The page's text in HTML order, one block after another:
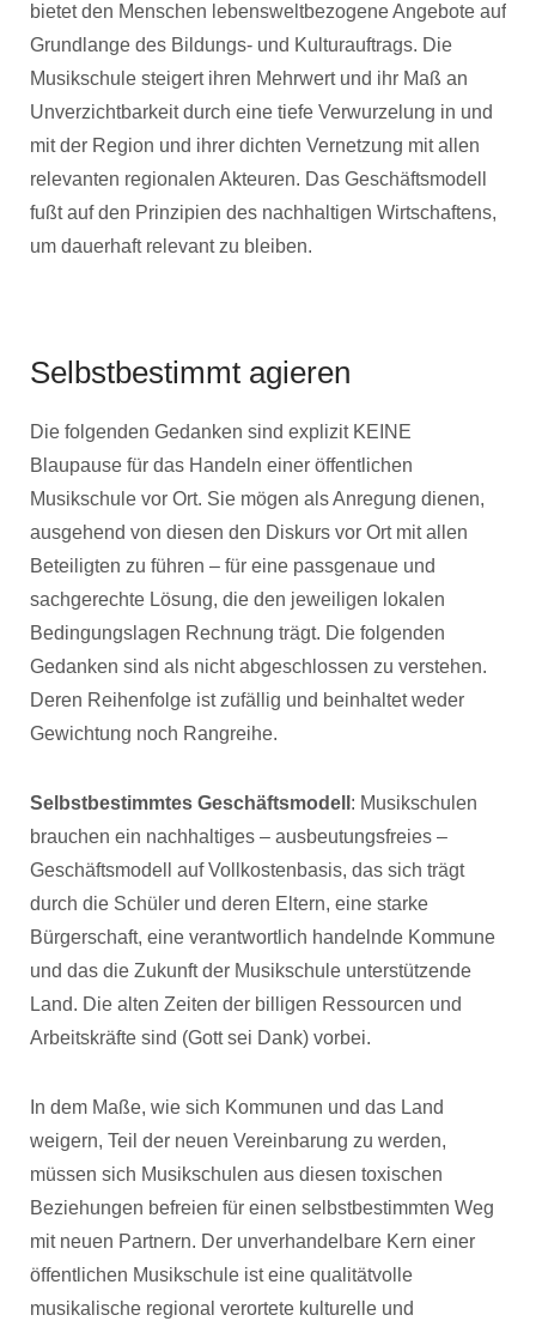
bietet den Menschen lebensweltbezogene Angebote auf
Grundlange des Bildungs- und Kulturauftrags. Die
Musikschule steigert ihren Mehrwert und ihr Maß an
Unverzichtbarkeit durch eine tiefe Verwurzelung in und
mit der Region und ihrer dichten Vernetzung mit allen
relevanten regionalen Akteuren. Das Geschäftsmodell
fußt auf den Prinzipien des nachhaltigen Wirtschaftens,
um dauerhaft relevant zu bleiben.
Selbstbestimmt agieren
Die folgenden Gedanken sind explizit KEINE
Blaupause für das Handeln einer öffentlichen
Musikschule vor Ort. Sie mögen als Anregung dienen,
ausgehend von diesen den Diskurs vor Ort mit allen
Beteiligten zu führen – für eine passgenaue und
sachgerechte Lösung, die den jeweiligen lokalen
Bedingungslagen Rechnung trägt. Die folgenden
Gedanken sind als nicht abgeschlossen zu verstehen.
Deren Reihenfolge ist zufällig und beinhaltet weder
Gewichtung noch Rangreihe.
Selbstbestimmtes Geschäftsmodell : Musikschulen
brauchen ein nachhaltiges – ausbeutungsfreies –
Geschäftsmodell auf Vollkostenbasis, das sich trägt
durch die Schüler und deren Eltern, eine starke
Bürgerschaft, eine verantwortlich handelnde Kommune
und das die Zukunft der Musikschule unterstützende
Land. Die alten Zeiten der billigen Ressourcen und
Arbeitskräfte sind (Gott sei Dank) vorbei.
In dem Maße, wie sich Kommunen und das Land
weigern, Teil der neuen Vereinbarung zu werden,
müssen sich Musikschulen aus diesen toxischen
Beziehungen befreien für einen selbstbestimmten Weg
mit neuen Partnern. Der unverhandelbare Kern einer
öffentlichen Musikschule ist eine qualitätvolle
musikalische regional verortete kulturelle und